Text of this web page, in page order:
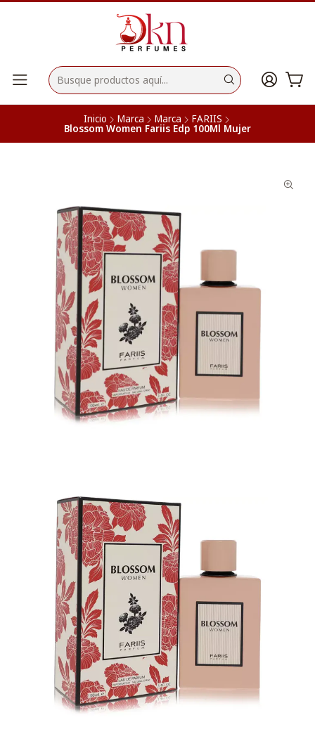
Inicio Marca Marca FARIIS
Blossom Women Fariis Edp 100Ml Mujer